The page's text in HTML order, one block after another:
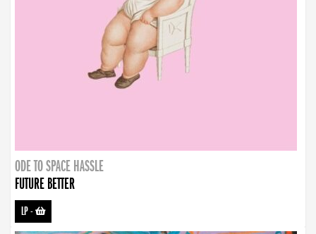
ODE TO SPACE HASSLE
FUTURE BETTER
LP-